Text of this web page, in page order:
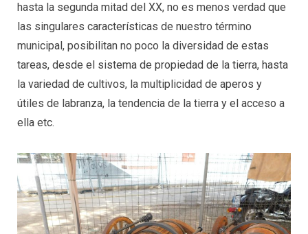
hasta la segunda mitad del XX, no es menos verdad que
las singulares características de nuestro término
municipal, posibilitan no poco la diversidad de estas
tareas, desde el sistema de propiedad de la tierra, hasta
la variedad de cultivos, la multiplicidad de aperos y
útiles de labranza, la tendencia de la tierra y el acceso a
ella etc.